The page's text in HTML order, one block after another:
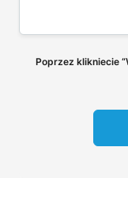
Poprzez klikniecie